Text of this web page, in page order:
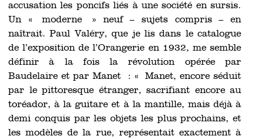
accusation les poncifs liés à une société en sursis.
Un « moderne » neuf – sujets compris – en
naîtrait. Paul Valéry, que je lis dans le catalogue
de l’exposition de l’Orangerie en 1932, me semble
définir à la fois la révolution opérée par
Baudelaire et par Manet : « Manet, encore séduit
par le pittoresque étranger, sacrifiant encore au
toréador, à la guitare et à la mantille, mais déjà à
demi conquis par les objets les plus prochains, et
les modèles de la rue, représentait exactement à